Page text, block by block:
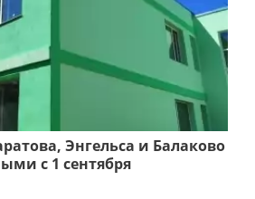
Энгельса и Балаково
с 1 сентября